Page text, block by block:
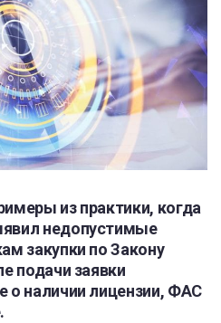
из практики, когда
недопустимые
закупки по Закону
подачи заявки
о наличии лицензии, ФАС